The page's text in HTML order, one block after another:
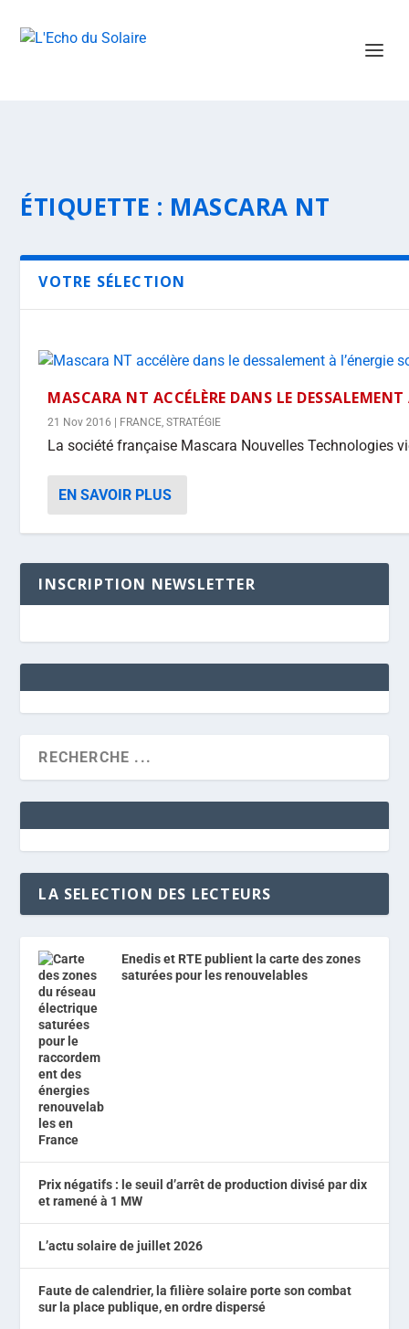
ÉTIQUETTE : MASCARA NT
VOTRE SÉLECTION
MASCARA NT ACCÉLÈRE DANS LE DESSALEMENT
21 Nov 2016 FRANCE,STRATÉGIE
La société française Mascara Nouvelles Technologies
EN SAVOIR PLUS
INSCRIPTION NEWSLETTER
LA SELECTION DES LECTEURS
Enedis et RTE publient la carte des zones
saturées pour les renouvelables
Prix négatifs : le seuil d’arrêt de production divisé par dix
et ramené à 1 MW
L’actu solaire de juillet 2026
Faute de calendrier, la filière solaire porte son combat
sur la place publique, en ordre dispersé